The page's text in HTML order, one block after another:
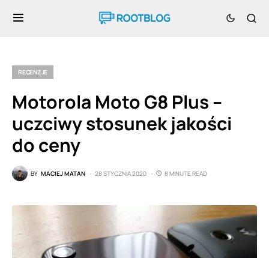
RECENZJE
Motorola Moto G8 Plus –
uczciwy stosunek jakości
do ceny
BY MACIEJ MATAN 28 STYCZNIA 2020 8 MINUTE READ